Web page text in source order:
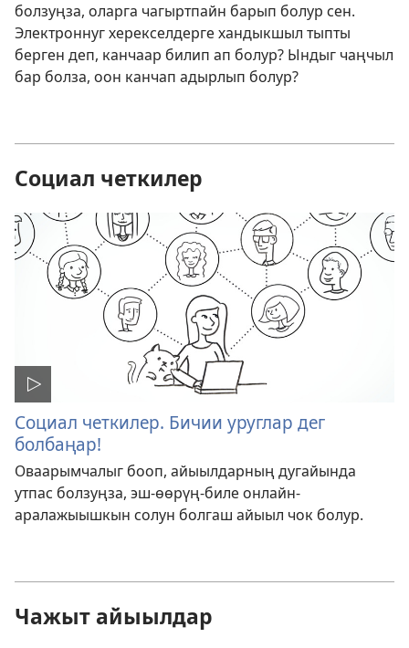
болзуңза, оларга чагыртпайн барып болур сен.
Электроннуг херекселдерге хандыкшыл тыпты
берген деп, канчаар билип ап болур? Ындыг чаңчыл
бар болза, оон канчап адырлып болур?
Социал четкилер
Социал четкилер. Бичии уруглар дег
болбаңар!
Оваарымчалыг бооп, айыылдарның дугайында
утпас болзуңза, эш-өөрүң-биле онлайн-
аралажыышкын солун болгаш айыыл чок болур.
Чажыт айыылдар